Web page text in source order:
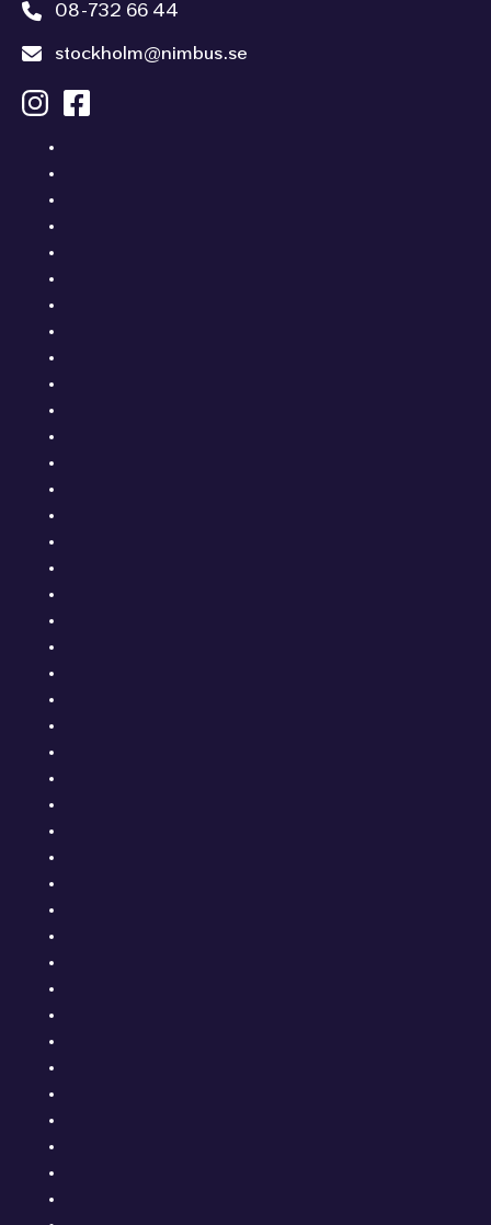
08-732 66 44
stockholm@nimbus.se